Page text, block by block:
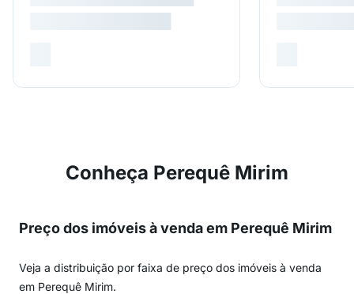
Conheça Perequê Mirim
Preço dos imóveis à venda em Perequê Mirim
Veja a distribuição por faixa de preço dos imóveis à venda
em Perequê Mirim.